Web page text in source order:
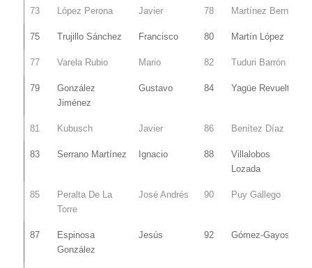
73 López Perona Javier 78 Martínez Bernal
75 Trujillo Sánchez Francisco 80 Martín López
77 Varela Rubio Mario 82 Tuduri Barrón
79
González
Jiménez
Gustavo 84 Yagüe Revuelta
81 Kubusch Javier 86 Benítez Díaz
83 Serrano Martínez Ignacio 88
Villalobos
Lozada
85
Peralta De La
Torre
José Andrés 90 Puy Gallego
87
Espinosa
González
Jesús 92 Gómez-Gayoso